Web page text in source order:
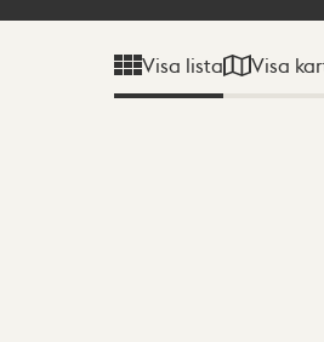
Visa lista Visa